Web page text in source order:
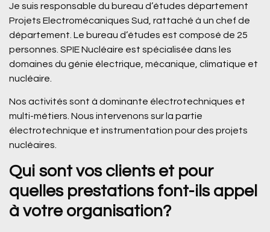
Je suis responsable du bureau d’études département
Projets Electromécaniques Sud, rattaché à un chef de
département. Le bureau d’études est composé de 25
personnes. SPIE Nucléaire est spécialisée dans les
domaines du génie électrique, mécanique, climatique et
nucléaire.
Nos activités sont à dominante électrotechniques et
multi-métiers. Nous intervenons sur la partie
électrotechnique et instrumentation pour des projets
nucléaires.
Qui sont vos clients et pour
quelles prestations font-ils appel
à votre organisation?